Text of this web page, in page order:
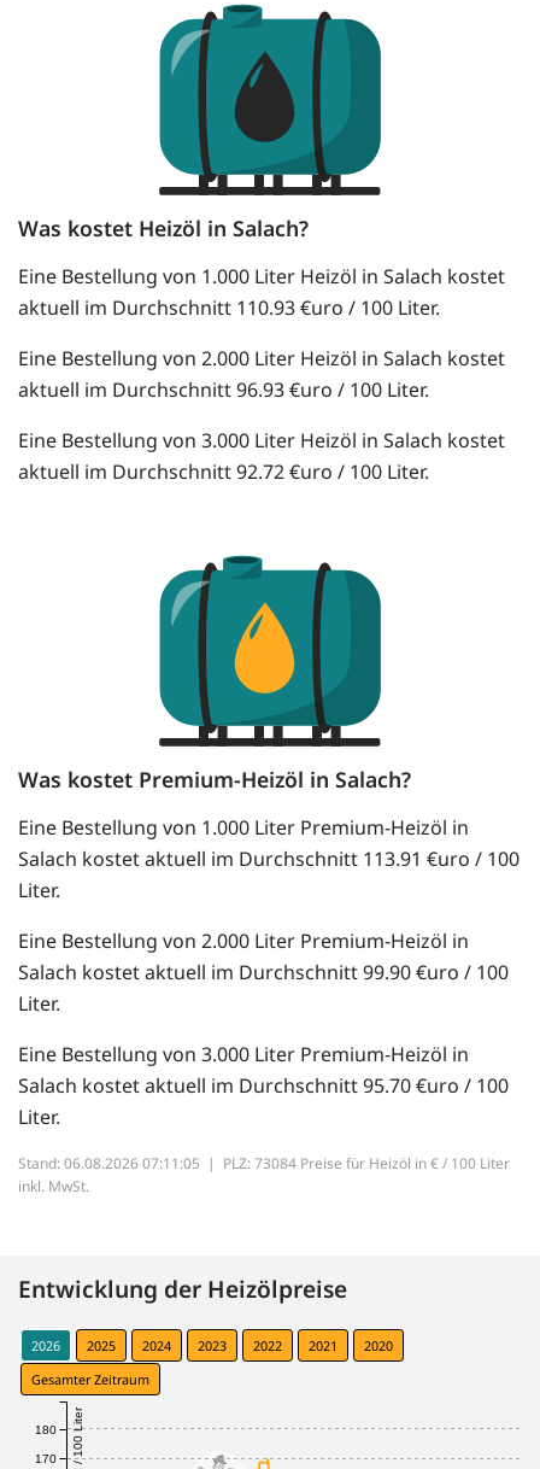
Was kostet Heizöl in Salach?
Eine Bestellung von 1.000 Liter Heizöl in Salach kostet
aktuell im Durchschnitt 110.93 €uro / 100 Liter.
Eine Bestellung von 2.000 Liter Heizöl in Salach kostet
aktuell im Durchschnitt 96.93 €uro / 100 Liter.
Eine Bestellung von 3.000 Liter Heizöl in Salach kostet
aktuell im Durchschnitt 92.72 €uro / 100 Liter.
Was kostet Premium-Heizöl in Salach?
Eine Bestellung von 1.000 Liter Premium-Heizöl in
Salach kostet aktuell im Durchschnitt 113.91 €uro / 100
Liter.
Eine Bestellung von 2.000 Liter Premium-Heizöl in
Salach kostet aktuell im Durchschnitt 99.90 €uro / 100
Liter.
Eine Bestellung von 3.000 Liter Premium-Heizöl in
Salach kostet aktuell im Durchschnitt 95.70 €uro / 100
Liter.
Stand: 06.08.2026 07:11:05 | PLZ: 73084 Preise für Heizöl in € / 100 Liter
inkl. MwSt.
Entwicklung der Heizölpreise
2026 2025 2024 2023 2022 2021
2020
Gesamter Zeitraum
€ / 100 Liter
170
180